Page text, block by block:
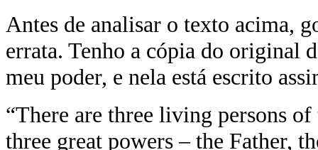
Antes de analisar o texto acima,
errata. Tenho a cópia do original
meu poder, e nela está escrito
“There are three living persons
three great powers – the Father,